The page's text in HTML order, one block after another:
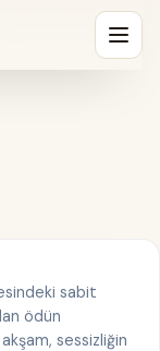
1–4 kişi
sabit
ödün
sessizliğin